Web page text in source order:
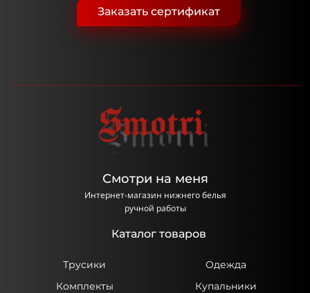
Заказать сертификат
Смотри на меня
Интернет-магазин нижнего белья
ручной работы
Каталог товаров
Трусики
Одежда
Комплекты
Купальники